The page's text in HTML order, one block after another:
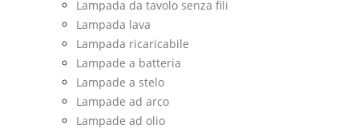
Lampada da tavolo senza fili
Lampada lava
Lampada ricaricabile
Lampade a batteria
Lampade a stelo
Lampade ad arco
Lampade ad olio